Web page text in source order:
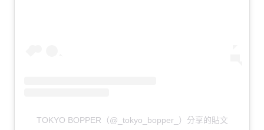
TOKYO BOPPER（@_tokyo_bopper_）分享的貼文